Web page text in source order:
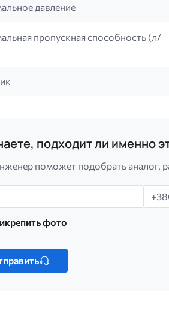
давление
пропускная способность (л/
подходит ли именно
поможет подобрать аналог,
фото